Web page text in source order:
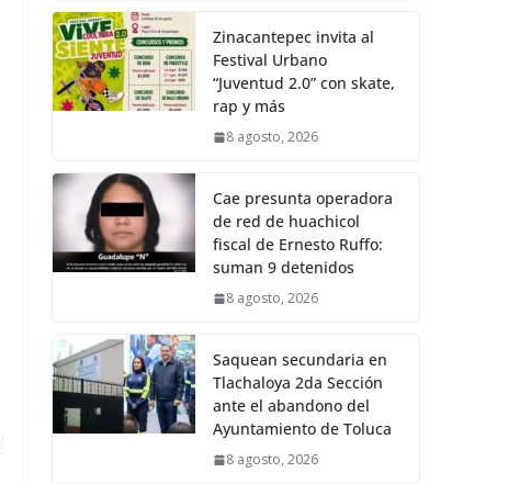
Zinacantepec invita al
Festival Urbano
“Juventud 2.0” con skate,
rap y más
8 agosto, 2026
Cae presunta operadora
de red de huachicol
fiscal de Ernesto Ruffo:
suman 9 detenidos
8 agosto, 2026
Saquean secundaria en
Tlachaloya 2da Sección
ante el abandono del
Ayuntamiento de Toluca
8 agosto, 2026